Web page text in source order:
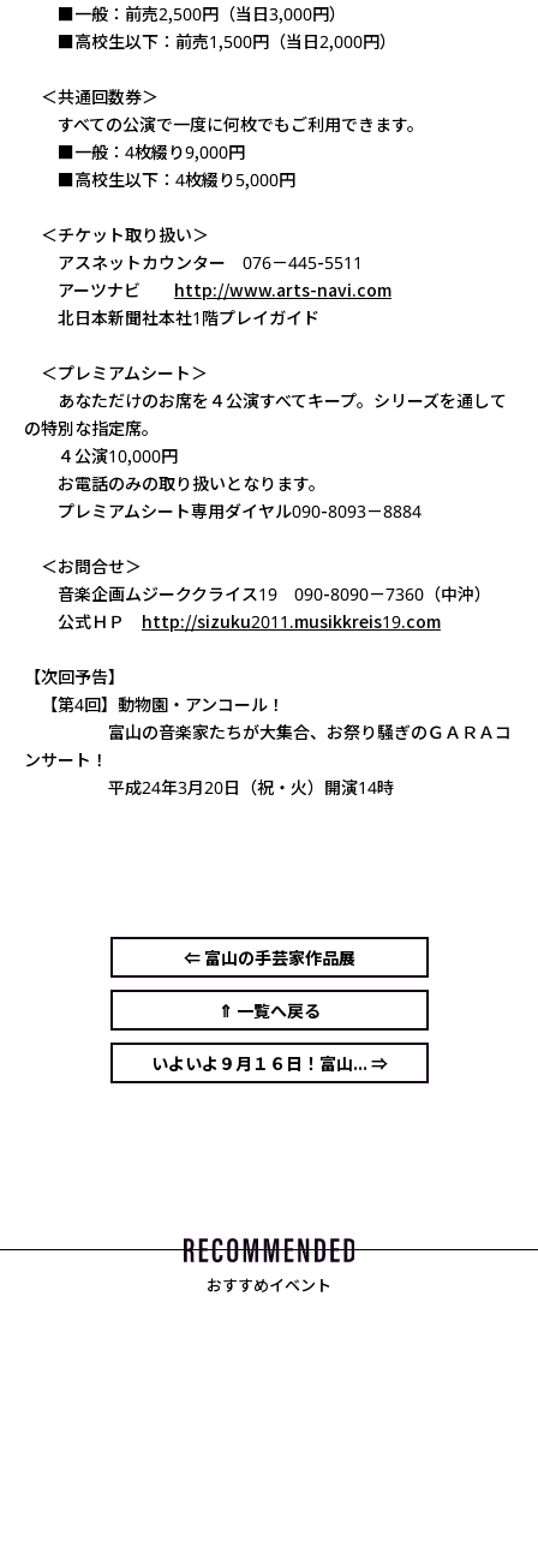
■一般：前売2,500円（当日3,000円）
■高校生以下：前売1,500円（当日2,000円）
＜共通回数券＞
すべての公演で一度に何枚でもご利用できます。
■一般：4枚綴り9,000円
■高校生以下：4枚綴り5,000円
＜チケット取り扱い＞
アスネットカウンター 076－445-5511
アーツナビ http://www.arts-navi.com
北日本新聞社本社1階プレイガイド
＜プレミアムシート＞
あなただけのお席を４公演すべてキープ。シリーズを通して
の特別な指定席。
４公演10,000円
お電話のみの取り扱いとなります。
プレミアムシート専用ダイヤル090-8093－8884
＜お問合せ＞
音楽企画ムジーククライス19 090-8090－7360（中沖）
公式ＨＰ http://sizuku2011.musikkreis19.com
【次回予告】
【第4回】動物園・アンコール！
富山の音楽家たちが大集合、お祭り騒ぎのＧＡＲＡコ
ンサート！
平成24年3月20日（祝・火）開演14時
⇐ 富山の手芸家作品展
⇑ 一覧へ戻る
いよいよ９月１６日！富山... ⇒
おすすめイベント